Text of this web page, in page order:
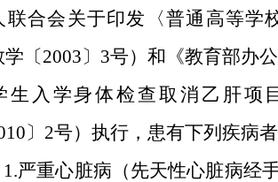
联合会关于印发〈普通高等学
学〔2003〕3号）和《教育部办
生入学身体检查取消乙肝项
〕2号）执行，患有下列疾病
1.严重心脏病（先天性心脏病经